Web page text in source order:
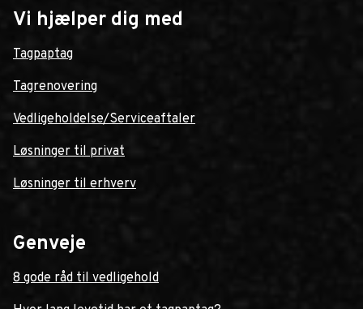
Vi hjælper dig med
Tagpaptag
Tagrenovering
Vedligeholdelse/Serviceaftaler
Løsninger til privat
Løsninger til erhverv
Genveje
8 gode råd til vedligehold